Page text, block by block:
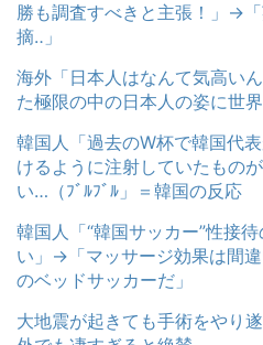
勝も調査すべきと主張！」→
摘‥」
海外「日本人はなんて気高い
た極限の中の日本人の姿に世
韓国人「過去のW杯で韓国代
けるように注射していたもの
い…（ﾌﾞﾙﾌﾞﾙ」＝韓国の反応
韓国人「“韓国サッカー”性接
い」→「マッサージ効果は間
のベッドサッカーだ」
大地震が起きても手術をやり